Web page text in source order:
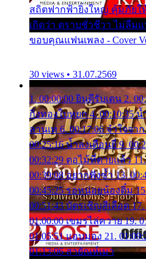
สถิตฟากฟ้ายิ่งใหญ่ คุ้มภัยใ
เถิดว่า ตราบชั่วชีวา ไม่ลืมแ
ขอบคุณแฟนเพลง - Cover
30 views • 31.07.2569
1. 00:00:00 ยินดีรับเดน 2.
กิ่งทองใบหยก 4. 00:10:35
ลานเท 6. 00:17:06 จำใจจา
00:25:16 น้ำลงเดือนยี่ 9.
00:32:29 ตอไม้ที่ตายแล้ว
00:39:08 อยากฟังซ้ำ 13.
00:45:25 รอหน่อยน้องติ๋ม
00:51:43 บัตรเชิญสีเลือด
01:00:00 เขมรไล่ควาย 19.
01:05:51 แอบมอง 21.
01:13:06 สายัณห์เมา